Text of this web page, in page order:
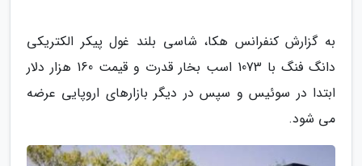
به گزارش کنفرانس هکا، شاسی بلند غول پیکر الکتریکی
دانگ فنگ با 1073 اسب بخار قدرت و قیمت 160 هزار دلار
ابتدا در سوئیس و سپس در دیگر بازارهای اروپایی عرضه
می شود.